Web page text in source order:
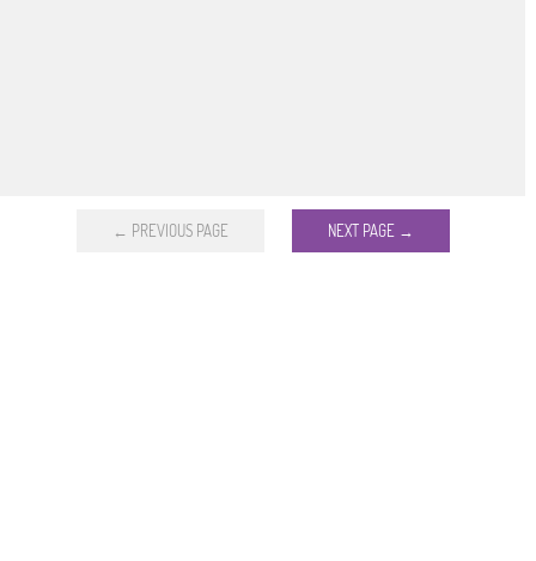
← PREVIOUS PAGE NEXT PAGE →